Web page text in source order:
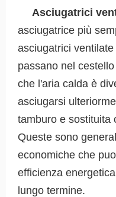
Asciugatrici
asciugatrice più
asciugatrici
passano nel
che l'aria calda è
asciugarsi
tamburo e sostituita
Queste sono
economiche che
efficienza
lungo termine.